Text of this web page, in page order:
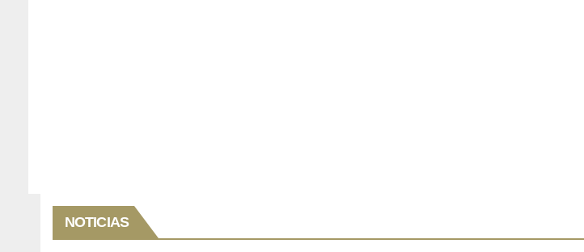
NOTICIAS